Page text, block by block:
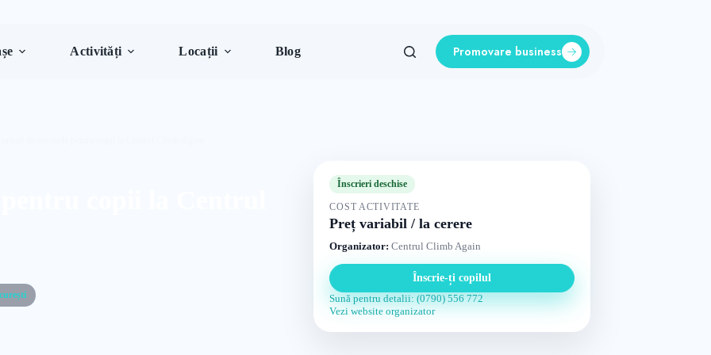
Activități Locații Blog Promovare business
Înscrieri deschise
COST ACTIVITATE
Preț variabil / la cerere
Organizator: Centrul Climb Again
Înscrie-ți copilul
Sună pentru detalii: (0790) 556 772
Vezi website organizator